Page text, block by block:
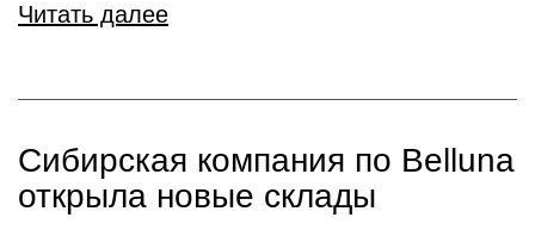
Читать далее
Сибирская компания по Belluna
открыла новые склады